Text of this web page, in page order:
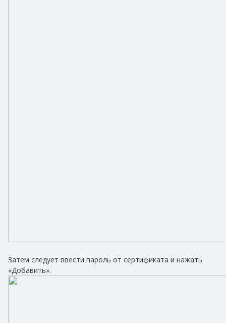
Затем следует ввести пароль от сертификата и нажать
«Добавить».